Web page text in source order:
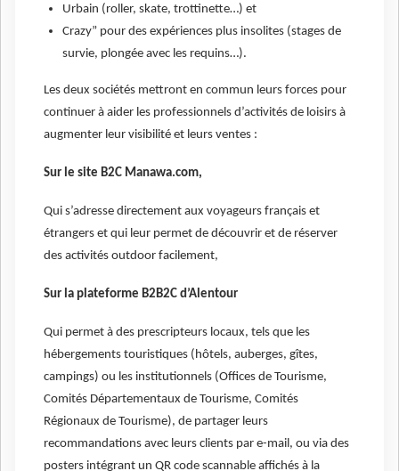
Urbain (roller, skate, trottinette…) et
Crazy” pour des expériences plus insolites (stages de
survie, plongée avec les requins…).
Les deux sociétés mettront en commun leurs forces pour
continuer à aider les professionnels d’activités de loisirs à
augmenter leur visibilité et leurs ventes :
Sur le site B2C Manawa.com,
Qui s’adresse directement aux voyageurs français et
étrangers et qui leur permet de découvrir et de réserver
des activités outdoor facilement,
Sur la plateforme B2B2C d’Alentour
Qui permet à des prescripteurs locaux, tels que les
hébergements touristiques (hôtels, auberges, gîtes,
campings) ou les institutionnels (Offices de Tourisme,
Comités Départementaux de Tourisme, Comités
Régionaux de Tourisme), de partager leurs
recommandations avec leurs clients par e-mail, ou via des
posters intégrant un QR code scannable affichés à la